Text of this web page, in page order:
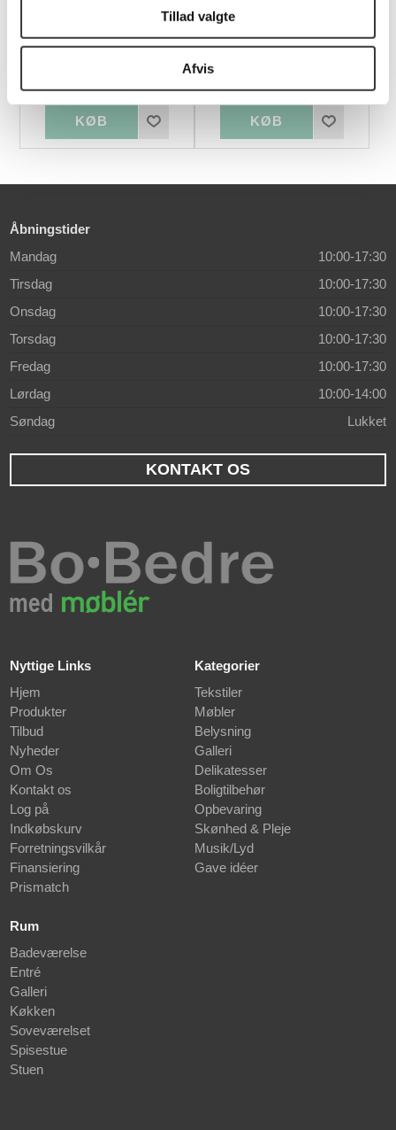
Tillad valgte
Afvis
Åbningstider
Mandag
10:00-17:30
Tirsdag
10:00-17:30
Onsdag
10:00-17:30
Torsdag
10:00-17:30
Fredag
10:00-17:30
Lørdag
10:00-14:00
Søndag
Lukket
KONTAKT OS
Nyttige Links
Hjem
Produkter
Tilbud
Nyheder
Om Os
Kontakt os
Log på
Indkøbskurv
Forretningsvilkår
Finansiering
Prismatch
Kategorier
Tekstiler
Møbler
Belysning
Galleri
Delikatesser
Boligtilbehør
Opbevaring
Skønhed & Pleje
Musik/Lyd
Gave idéer
Rum
Badeværelse
Entré
Galleri
Køkken
Soveværelset
Spisestue
Stuen